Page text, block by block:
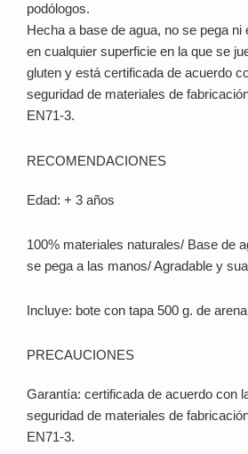
podólogos.
Hecha a base de agua, no se pega
en cualquier superficie en la que se
gluten y está certificada de acuerdo
seguridad de materiales de
EN71-3.
RECOMENDACIONES
Edad: + 3 años
100% materiales naturales/ Base de
se pega a las manos/ Agradable y
Incluye: bote con tapa 500 g. de
PRECAUCIONES
Garantía: certificada de acuerdo con
seguridad de materiales de
EN71-3.